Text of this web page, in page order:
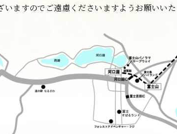
ますのでご遠慮くださいますようお願いいた